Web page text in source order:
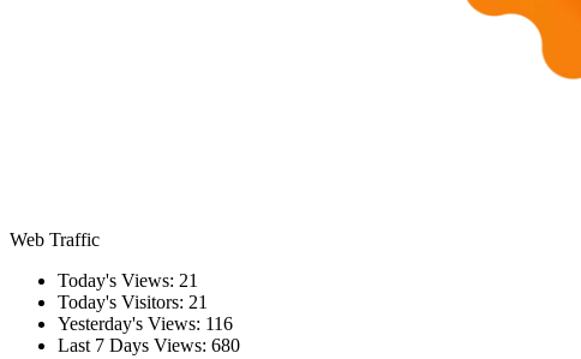
Web Traffic
Today's Views: 21
Today's Visitors: 21
Yesterday's Views: 116
Last 7 Days Views: 680